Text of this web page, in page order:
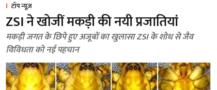
टॉप न्यूज़
ZSI ने खोजीं मकड़ी की नयी प्रजातियां
मकड़ी जगत के छिपे हुए अजूबों का खुलासा ZSI के शोध से जैव
विविधता को नई पहचान